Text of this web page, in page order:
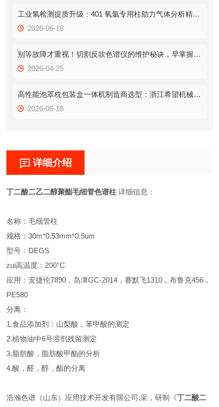
工业氢检测提质升级：401 氧氩专用柱助力气体分析精准分离
2026-06-18
别等故障才重视！切割反吹色谱仪的维护秘诀，早掌握少踩坑
2026-04-25
高性能泡罩枕包装盒一体机制造商选型：浙江希望机械实力详解
2026-06-18
详细介绍
丁二酸二乙二醇聚酯毛细管色谱柱 详细信息：
名称：毛细管柱
规格：30m*0.53mm*0.5um
型号：DEGS
zui高温度：200°C
应用：安捷伦7890，岛津GC-2014，赛默飞1310，布鲁克456，
PE580
分离：
1.食品添加剂：山梨酸，苯甲酸的测定
2.植物油中6号溶剂残留测定
3.脂肪酸，脂肪酸甲酯的分析
4.酸，醛，醇，酯的分离
浩瀚色谱（山东）应用技术开发有限公司,采，研制《丁二酸二